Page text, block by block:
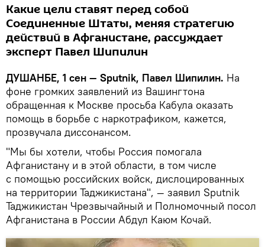
Какие цели ставят перед собой
Соединенные Штаты, меняя стратегию
действий в Афганистане, рассуждает
эксперт Павел Шипилин
ДУШАНБЕ, 1 сен — Sputnik, Павел Шипилин. На
фоне громких заявлений из Вашингтона
обращенная к Москве просьба Кабула оказать
помощь в борьбе с наркотрафиком, кажется,
прозвучала диссонансом.
"Мы бы хотели, чтобы Россия помогала
Афганистану и в этой области, в том числе
с помощью российских войск, дислоцированных
на территории Таджикистана", — заявил Sputnik
Таджикистан Чрезвычайный и Полномочный посол
Афганистана в России Абдул Каюм Кочай.